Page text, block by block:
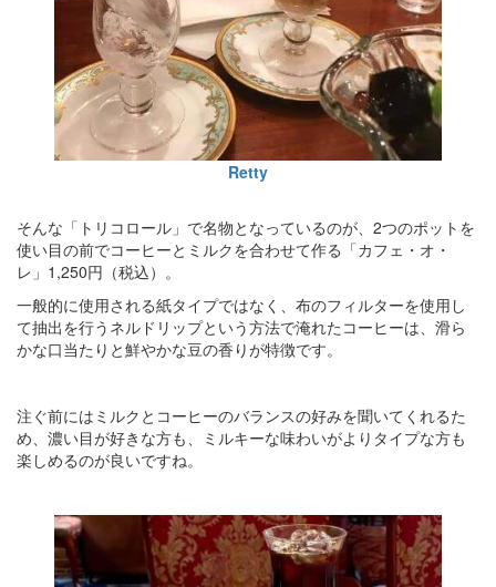
Retty
そんな「トリコロール」で名物となっているのが、2つのポットを
使い目の前でコーヒーとミルクを合わせて作る「カフェ・オ・
レ」1,250円（税込）。
一般的に使用される紙タイプではなく、布のフィルターを使用し
て抽出を行うネルドリップという方法で淹れたコーヒーは、滑ら
かな口当たりと鮮やかな豆の香りが特徴です。
注ぐ前にはミルクとコーヒーのバランスの好みを聞いてくれるた
め、濃い目が好きな方も、ミルキーな味わいがよりタイプな方も
楽しめるのが良いですね。